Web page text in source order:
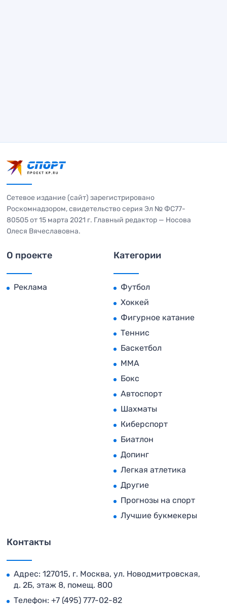
Сетевое издание (сайт) зарегистрировано
Роскомнадзором, свидетельство серия Эл № ФС77-
80505 от 15 марта 2021 г. Главный редактор — Носова
Олеся Вячеславовна.
О проекте
Реклама
Категории
Футбол
Хоккей
Фигурное катание
Теннис
Баскетбол
MMA
Бокс
Автоспорт
Шахматы
Киберспорт
Биатлон
Допинг
Легкая атлетика
Другие
Прогнозы на спорт
Лучшие букмекеры
Контакты
Адрес: 127015, г. Москва, ул. Новодмитровская,
д. 2Б, этаж 8, помещ. 800
Телефон: +7 (495) 777-02-82